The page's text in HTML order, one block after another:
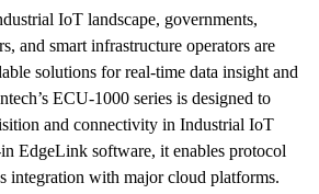
IoT landscape, governments,
and smart infrastructure operators are
solutions for real-time data insight and
ECU-1000 series is designed to
and connectivity in Industrial IoT
EdgeLink software, it enables protocol
integration with major cloud platforms.